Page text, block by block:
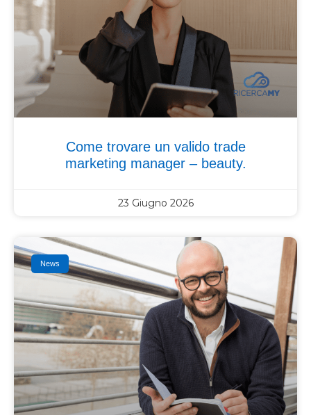
Come trovare un valido trade
marketing manager – beauty.
23 Giugno 2026
News